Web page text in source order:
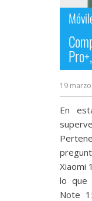
19
En
Xiaomi
lo que
Note